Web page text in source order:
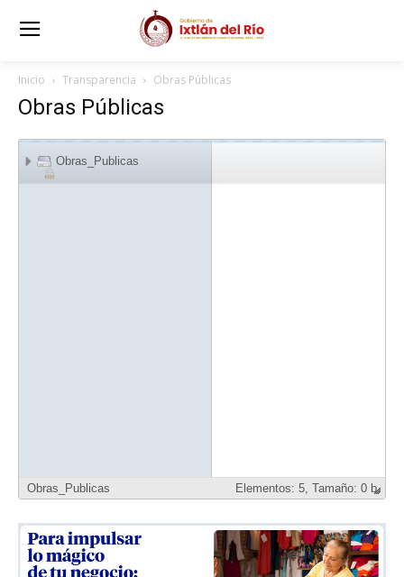
Inicio Transparencia Obras Públicas
Obras Públicas
Obras_Publicas
Elementos: 5, Tamaño: 0 b
Obras_Publicas